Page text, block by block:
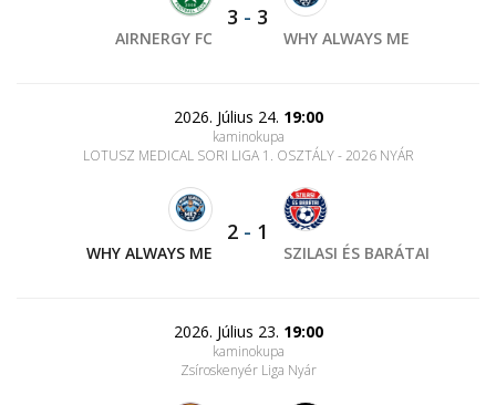
AIRNERGY FC
3 - 3
WHY ALWAYS ME
2026. Július 24. 19:00
kaminokupa
LOTUSZ MEDICAL SORI LIGA 1. OSZTÁLY - 2026 NYÁR
WHY ALWAYS ME
2 - 1
SZILASI ÉS BARÁTAI
2026. Július 23. 19:00
kaminokupa
Zsíroskenyér Liga Nyár